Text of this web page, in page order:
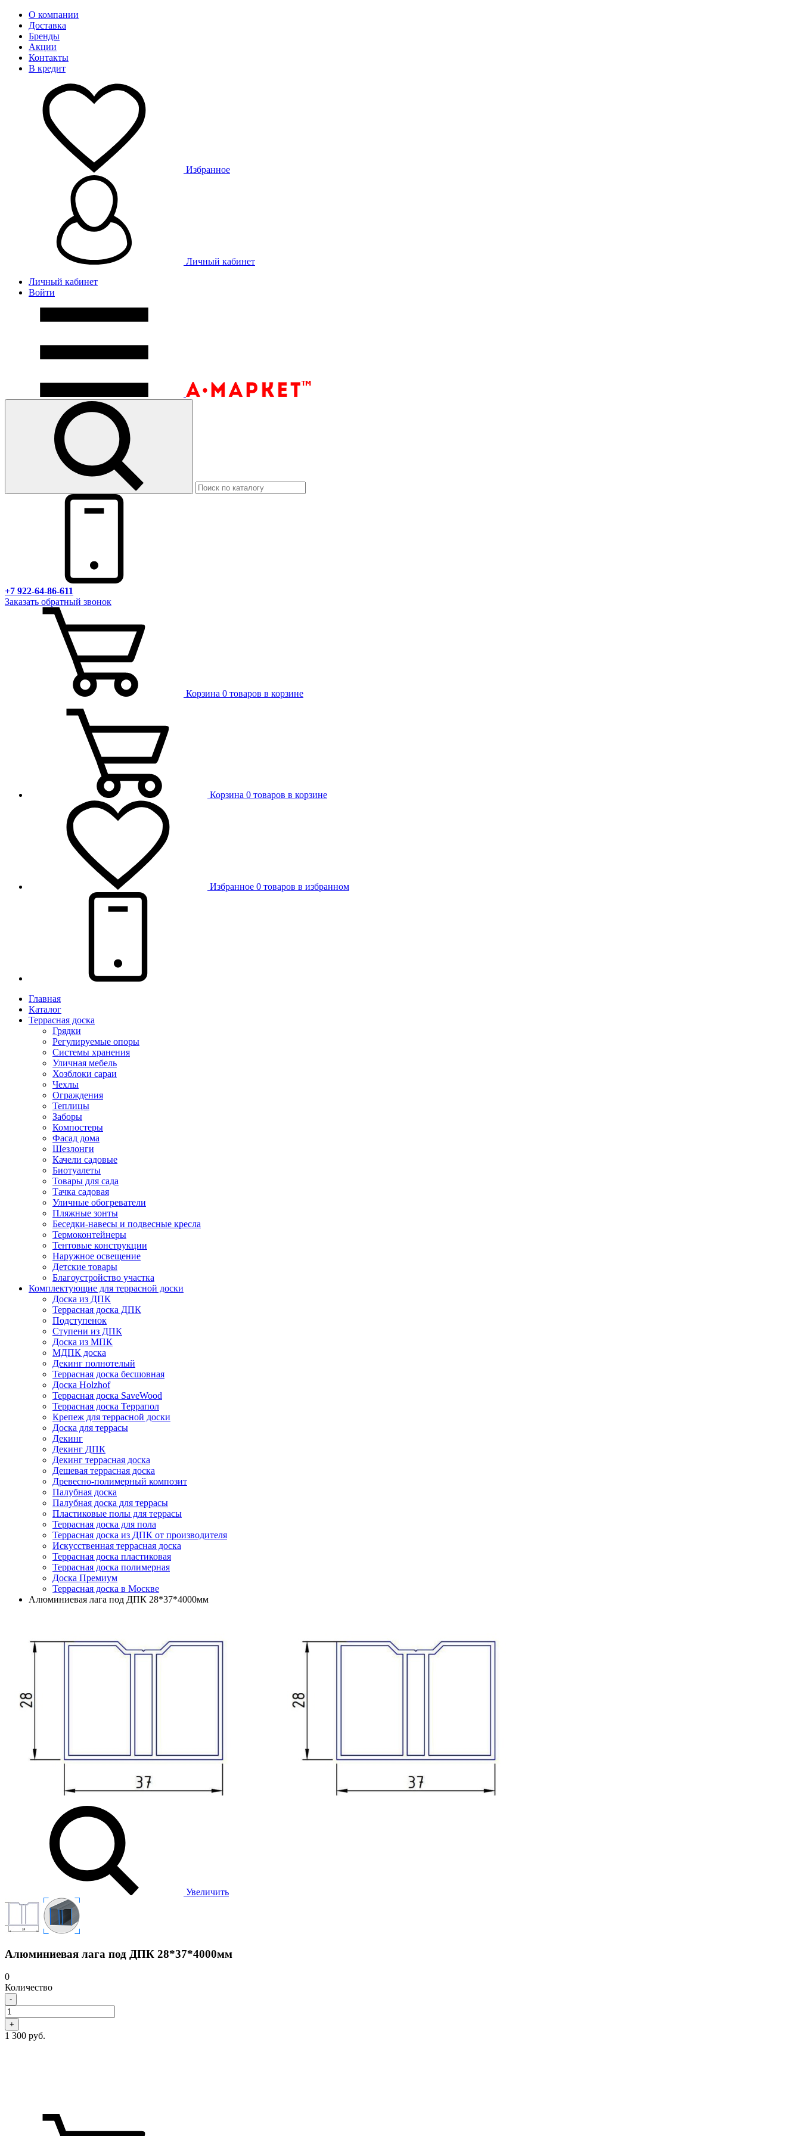
О компании
Доставка
Бренды
Акции
Контакты
В кредит
Избранное
Личный кабинет
Личный кабинет
Войти
+7 922-64-86-611
Заказать обратный звонок
Корзина 0 товаров в корзине
Корзина 0 товаров в корзине
Избранное 0 товаров в избранном
Главная
Каталог
Террасная доска
Грядки
Регулируемые опоры
Системы хранения
Уличная мебель
Хозблоки сараи
Чехлы
Ограждения
Теплицы
Заборы
Компостеры
Фасад дома
Шезлонги
Качели садовые
Биотуалеты
Товары для сада
Тачка садовая
Уличные обогреватели
Пляжные зонты
Беседки-навесы и подвесные кресла
Термоконтейнеры
Тентовые конструкции
Наружное освещение
Детские товары
Благоустройство участка
Комплектующие для террасной доски
Доска из ДПК
Террасная доска ДПК
Подступенок
Ступени из ДПК
Доска из МПК
МДПК доска
Декинг полнотелый
Террасная доска бесшовная
Доска Holzhof
Террасная доска SaveWood
Террасная доска Террапол
Крепеж для террасной доски
Доска для террасы
Декинг
Декинг ДПК
Декинг террасная доска
Дешевая террасная доска
Древесно-полимерный композит
Палубная доска
Палубная доска для террасы
Пластиковые полы для террасы
Террасная доска для пола
Террасная доска из ДПК от производителя
Искусственная террасная доска
Террасная доска пластиковая
Террасная доска полимерная
Доска Премиум
Террасная доска в Москве
Алюминиевая лага под ДПК 28*37*4000мм
Увеличить
Алюминиевая лага под ДПК 28*37*4000мм
0
Количество
-
+
1 300 руб.